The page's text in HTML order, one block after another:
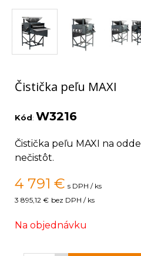
Čistička peľu MAXI
Kód: W3216
Čistička peľu MAXI na
nečistôt.
4 791 € s DPH / ks
3 895,12 € bez DPH / ks
Na objednávku